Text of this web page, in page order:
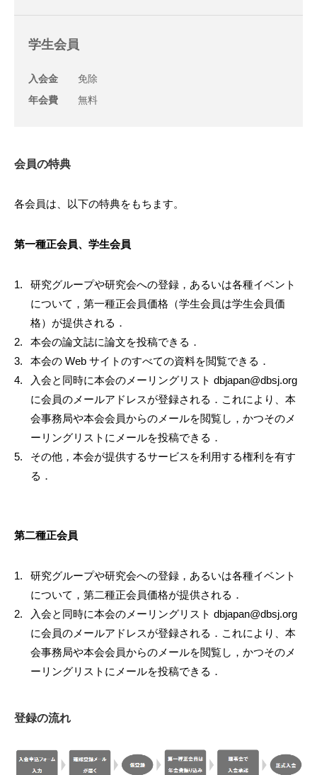
学生会員
入会金
免除
年会費
無料
会員の特典
各会員は、以下の特典をもちます。
第一種正会員、学生会員
研究グループや研究会への登録，あるいは各種イベント
について，第一種正会員価格（学生会員は学生会員価
格）が提供される．
本会の論文誌に論文を投稿できる．
本会の Web サイトのすべての資料を閲覧できる．
入会と同時に本会のメーリングリスト dbjapan@dbsj.org
に会員のメールアドレスが登録される．これにより、本
会事務局や本会会員からのメールを閲覧し，かつそのメ
ーリングリストにメールを投稿できる．
その他，本会が提供するサービスを利用する権利を有す
る．
第二種正会員
研究グループや研究会への登録，あるいは各種イベント
について，第二種正会員価格が提供される．
入会と同時に本会のメーリングリスト dbjapan@dbsj.org
に会員のメールアドレスが登録される．これにより、本
会事務局や本会会員からのメールを閲覧し，かつそのメ
ーリングリストにメールを投稿できる．
登録の流れ